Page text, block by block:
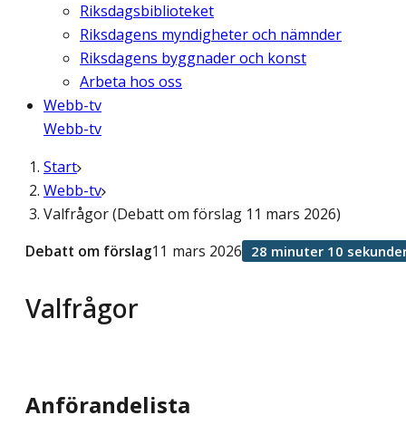
Riksdagsbiblioteket
Riksdagens myndigheter och nämnder
Riksdagens byggnader och konst
Arbeta hos oss
Webb-tv
Webb-tv
Start
Webb-tv
Valfrågor (Debatt om förslag 11 mars 2026)
Valfrågor
Debatt om förslag11 mars 2026 28 minuter 10
Anförandelista